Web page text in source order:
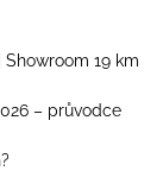
19 km
– průvodce